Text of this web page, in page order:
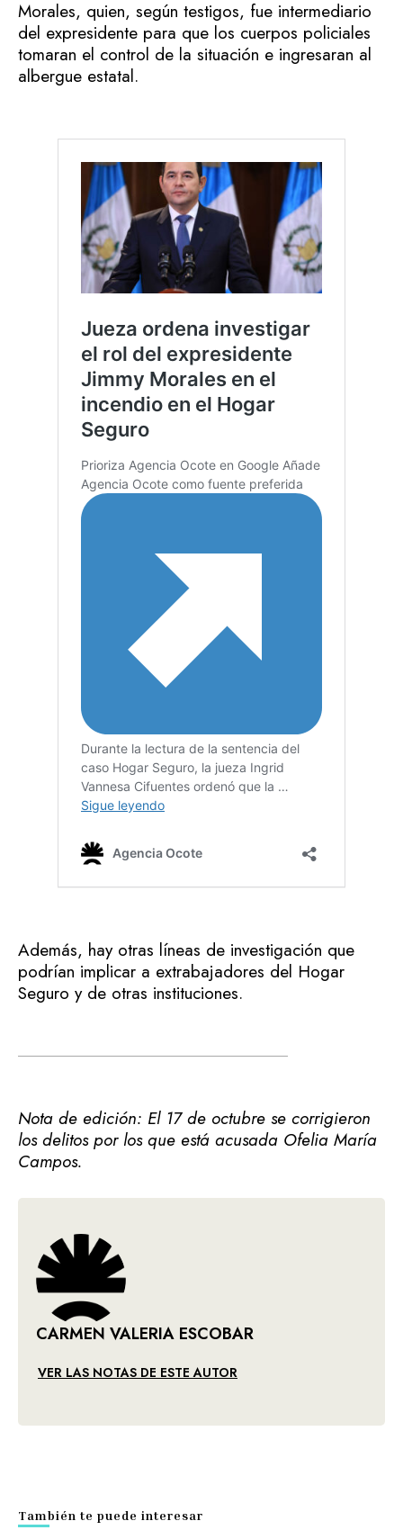
Morales, quien, según testigos, fue intermediario
del expresidente para que los cuerpos policiales
tomaran el control de la situación e ingresaran al
albergue estatal.
Además, hay otras líneas de investigación que
podrían implicar a extrabajadores del Hogar
Seguro y de otras instituciones.
Nota de edición: El 17 de octubre se corrigieron
los delitos por los que está acusada Ofelia María
Campos.
CARMEN VALERIA ESCOBAR
VER LAS NOTAS DE ESTE AUTOR
También te puede interesar